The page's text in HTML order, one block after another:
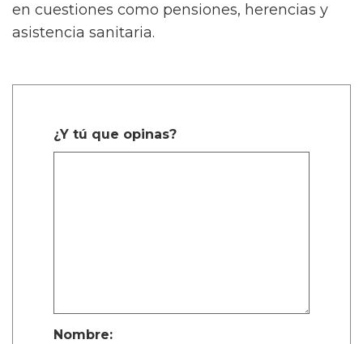
en cuestiones como pensiones, herencias y
asistencia sanitaria.
¿Y tú que opinas?
Nombre: